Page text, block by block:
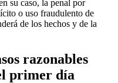
su caso, la penal por
o uso fraudulento de
de los hechos y de la
razonables
primer día